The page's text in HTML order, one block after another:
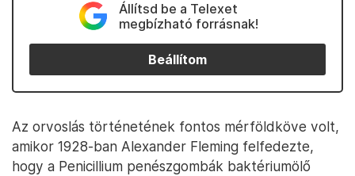
Állítsd be a Telexet
megbízható forrásnak!
Beállítom
Az orvoslás történetének fontos mérföldköve volt,
amikor 1928-ban Alexander Fleming felfedezte,
hogy a Penicillium penészgombák baktériumölő